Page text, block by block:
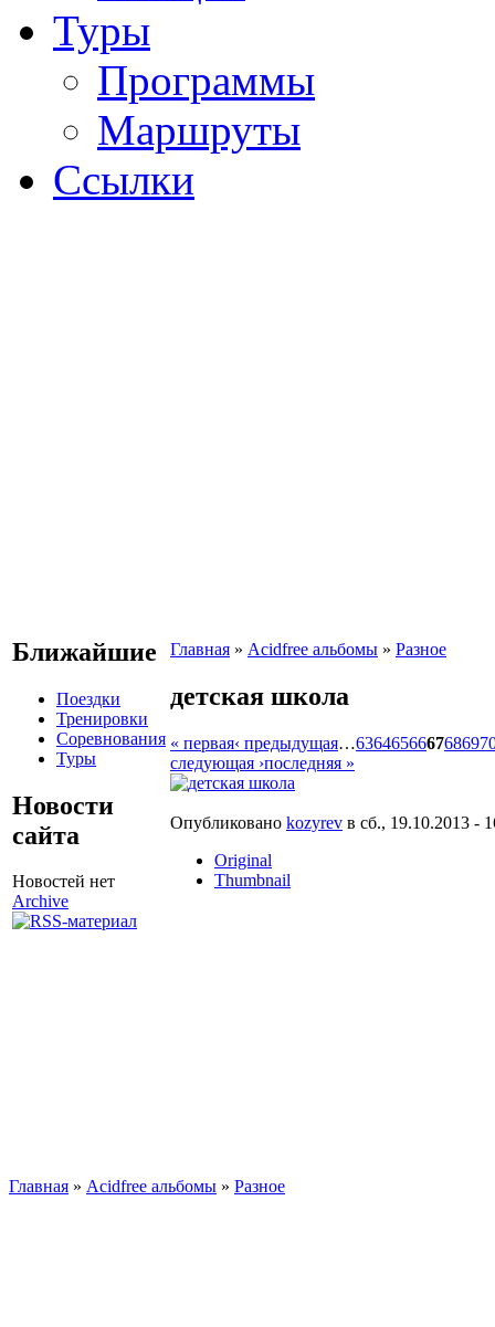
Туры
Программы
Маршруты
Ссылки
Ближайшие
Поездки
Тренировки
Соревнования
Туры
Новости
сайта
Новостей нет
Archive
Главная » Acidfree альбомы » Разное
детская школа
« первая‹ предыдущая…63646566676869
следующая ›последняя »
Опубликовано kozyrev в сб., 19.10.2013 -
Original
Thumbnail
Главная » Acidfree альбомы » Разное